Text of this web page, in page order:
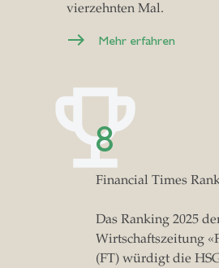
vierzehnten Mal.
Mehr erfahren
8
Financial Times
Das Ranking 2025
Wirtschaftszeitung
(FT) würdigt die